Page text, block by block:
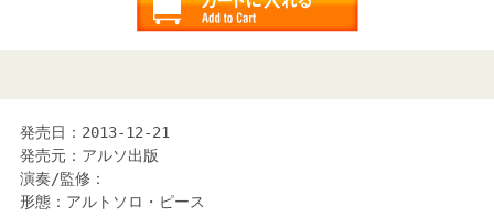
発売日：2013-12-21
発売元：アルソ出版
演奏/監修：
形態：アルトソロ・ピース